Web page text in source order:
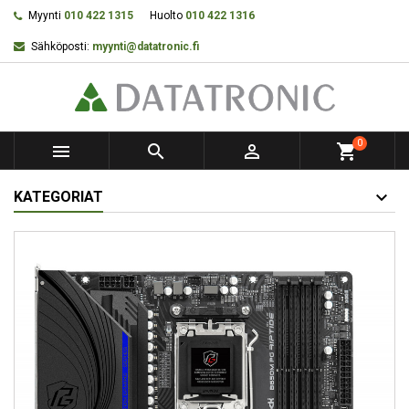
Myynti 010 422 1315 Huolto 010 422 1316
Sähköposti: myynti@datatronic.fi
   shopping_cart0
KATEGORIAT